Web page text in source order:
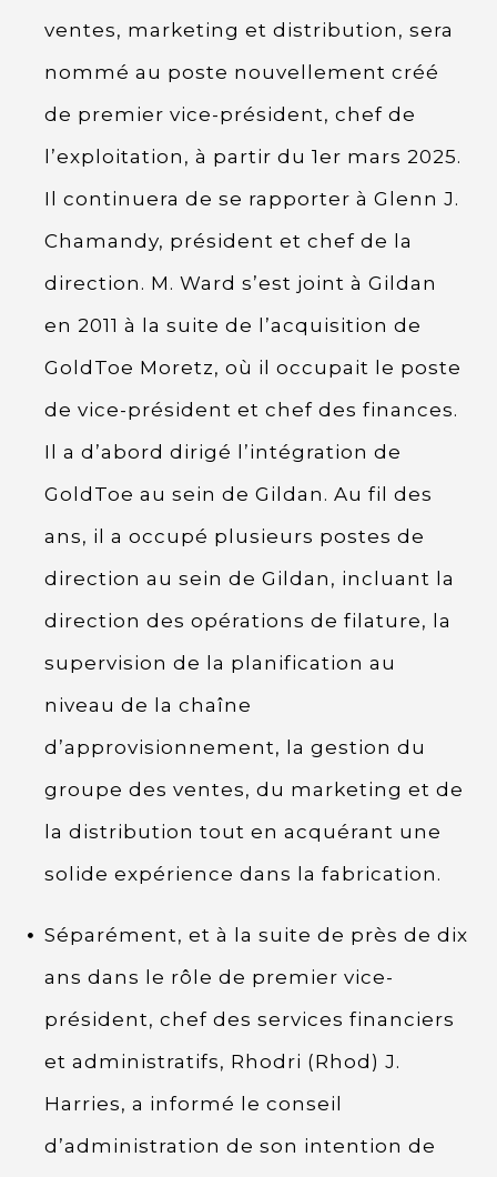
ventes, marketing et distribution, sera
nommé au poste nouvellement créé
de premier vice-président, chef de
l’exploitation, à partir du 1er mars 2025.
Il continuera de se rapporter à Glenn J.
Chamandy, président et chef de la
direction. M. Ward s’est joint à Gildan
en 2011 à la suite de l’acquisition de
GoldToe Moretz, où il occupait le poste
de vice-président et chef des finances.
Il a d’abord dirigé l’intégration de
GoldToe au sein de Gildan. Au fil des
ans, il a occupé plusieurs postes de
direction au sein de Gildan, incluant la
direction des opérations de filature, la
supervision de la planification au
niveau de la chaîne
d’approvisionnement, la gestion du
groupe des ventes, du marketing et de
la distribution tout en acquérant une
solide expérience dans la fabrication.
Séparément, et à la suite de près de dix
ans dans le rôle de premier vice-
président, chef des services financiers
et administratifs, Rhodri (Rhod) J.
Harries, a informé le conseil
d’administration de son intention de